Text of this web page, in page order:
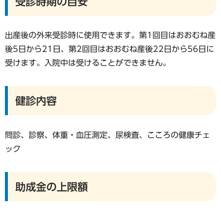
出産後の外来受診時に使用できます。第1回目はおおむね産
後5日から21日、第2回目はおおむね産後22日から56日に
受けます。入院中は受けることができません。
健診内容
問診、診察、体重・血圧測定、尿検査、こころの健康チェ
ック
助成金の上限額